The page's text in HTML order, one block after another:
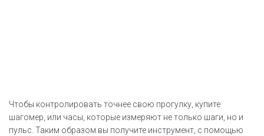
Чтобы контролировать точнее свою прогулку, купите
шагомер, или часы, которые измеряют не только шаги, но и
пульс. Таким образом вы получите инструмент, с помощью